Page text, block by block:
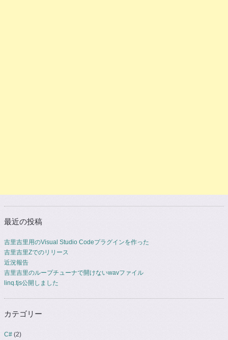
投稿ナビゲーション
最近の投稿
吉里吉里用のVisual Studio Codeプラグインを作った
吉里吉里Zでのリリース
近況報告
吉里吉里のループチューナで開けないwavファイル
linq.tjs公開しました
カテゴリー
C# (2)